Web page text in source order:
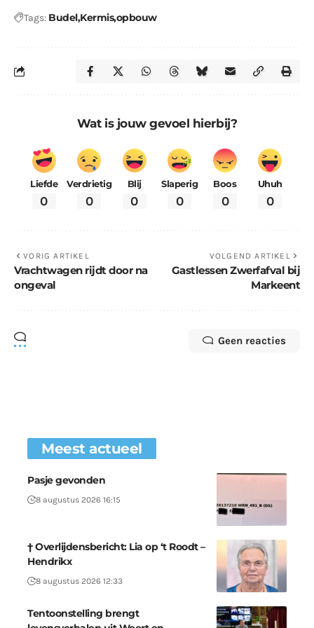
Tags: BudelKermisopbouw
Wat is jouw gevoel hierbij?
Liefde
0
Verdrietig
0
Blij
0
Slaperig
0
Boos
0
Uhuh
0
VORIG ARTIKEL
Vrachtwagen rijdt door na
ongeval
VOLGEND ARTIKEL
Gastlessen Zwerfafval bij
Markeent
Geen reacties
Meest actueel
Pasje gevonden
8 augustus 2026 16:15
† Overlijdensbericht: Lia op ‘t Roodt –
Hendrikx
8 augustus 2026 12:33
Tentoonstelling brengt